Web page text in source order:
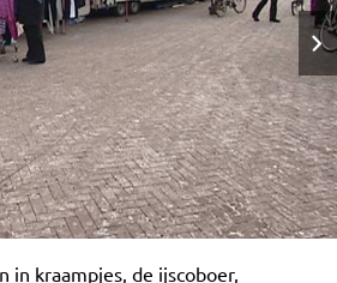
in kraampjes, de ijscoboer,